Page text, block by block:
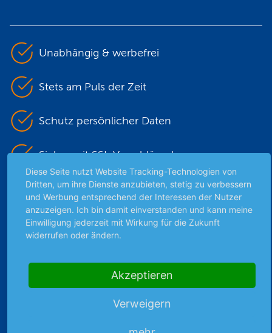
Unabhängig & werbefrei
Stets am Puls der Zeit
Schutz persönlicher Daten
Sicher mit SSL-Verschlüsselung
Highlights
Archiv
Börsenbericht
Börsennews
Diese Seite nutzt Website Tracking-Technologien von
Dritten, um ihre Dienste anzubieten, stetig zu verbessern
und Werbung entsprechend der Interessen der Nutzer
anzuzeigen. Ich bin damit einverstanden und kann meine
Einwilligung jederzeit mit Wirkung für die Zukunft
widerrufen oder ändern.
Akzeptieren
Verweigern